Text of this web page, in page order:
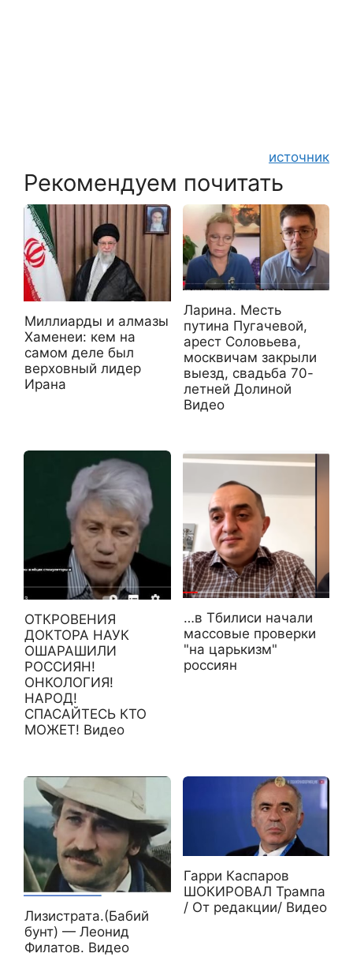
источник
Рекомендуем почитать
Миллиарды и алмазы
Хаменеи: кем на
самом деле был
верховный лидер
Ирана
Ларина. Месть
путина Пугачевой,
арест Соловьева,
москвичам закрыли
выезд, свадьба 70-
летней Долиной
Видео
ОТКРОВЕНИЯ
ДОКТОРА НАУК
ОШАРАШИЛИ
РОССИЯН!
ОНКОЛОГИЯ!
НАРОД!
СПАСАЙТЕСЬ КТО
МОЖЕТ! Видео
…в Тбилиси начали
массовые проверки
"на царькизм"
россиян
Лизистрата.(Бабий
бунт) — Леонид
Филатов. Видео
Гарри Каспаров
ШОКИРОВАЛ Трампа
/ От редакции/ Видео